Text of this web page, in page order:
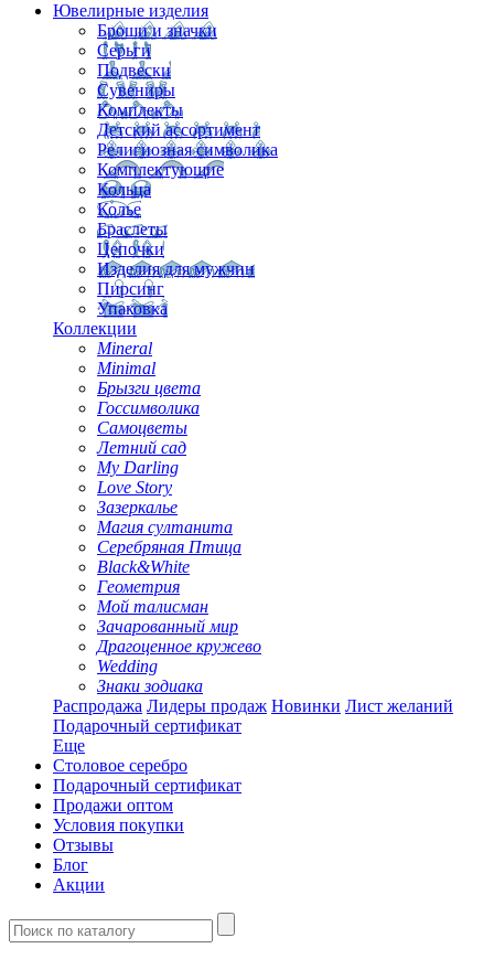
Ювелирные изделия
Броши и значки
Серьги
Подвески
Сувениры
Комплекты
Детский ассортимент
Религиозная символика
Комплектующие
Кольца
Колье
Браслеты
Цепочки
Изделия для мужчин
Пирсинг
Упаковка
Коллекции
Mineral
Minimal
Брызги цвета
Госсимволика
Самоцветы
Летний сад
My Darling
Love Story
Зазеркалье
Магия султанита
Серебряная Птица
Black&White
Геометрия
Мой талисман
Зачарованный мир
Драгоценное кружево
Wedding
Знаки зодиака
Распродажа Лидеры продаж Новинки Лист желаний
Подарочный сертификат
Еще
Столовое серебро
Подарочный сертификат
Продажи оптом
Условия покупки
Отзывы
Блог
Акции